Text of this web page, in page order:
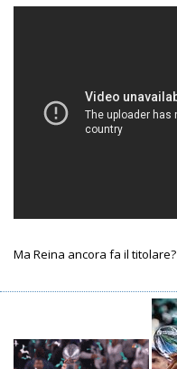
Ma Reina ancora fa il titolare?